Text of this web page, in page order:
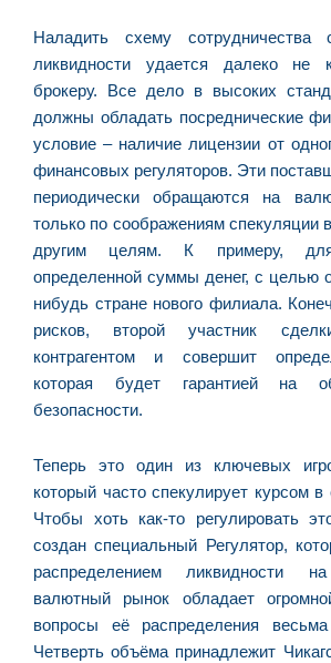
Наладить схему сотрудничества
ликвидности удается далеко не
брокеру. Все дело в высоких
должны обладать посреднические
условие – наличие лицензии от
финансовых регуляторов. Эти
периодически обращаются на
только по соображениям спекуляции
другим целям. К примеру, для
определенной суммы денег, с целью
нибудь стране нового филиала.
рисков, второй участник
контрагентом и совершит
которая будет гарантией на
безопасности.
Теперь это один из ключевых
который часто спекулирует курсом в
Чтобы хоть как-то регулировать
создан специальный Регулятор,
распределением ликвидности
валютный рынок обладает
вопросы её распределения весьма
Четверть объёма принадлежит